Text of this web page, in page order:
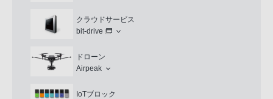
クラウドサービス
bit-drive
ドローン
Airpeak
IoTブロック